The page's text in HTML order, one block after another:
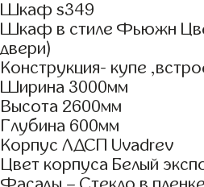
Шкаф s349
Шкаф в стиле Фьюжн
двери)
Конструкция- купе
Ширина 3000мм
Высота 2600мм
Глубина 600мм
Корпус ЛДСП Uvadrev
Цвет корпуса Белый